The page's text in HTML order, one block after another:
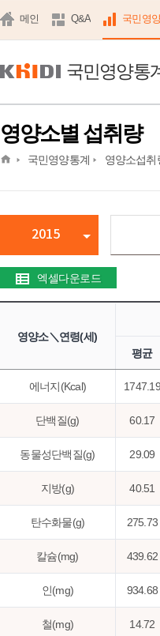
메인 Q&A 국민영
국민영양통
영양소별 섭취량
home국민영양통계 영양소섭취
2015
엑셀다운로드
영양소＼연령(세)
평균
에너지(Kcal) 1747.19
단백질(g) 60.17
동물성단백질(g) 29.09
지방(g) 40.51
탄수화물(g) 275.73
칼슘(mg) 439.62
인(mg) 934.68
철(mg) 14.72